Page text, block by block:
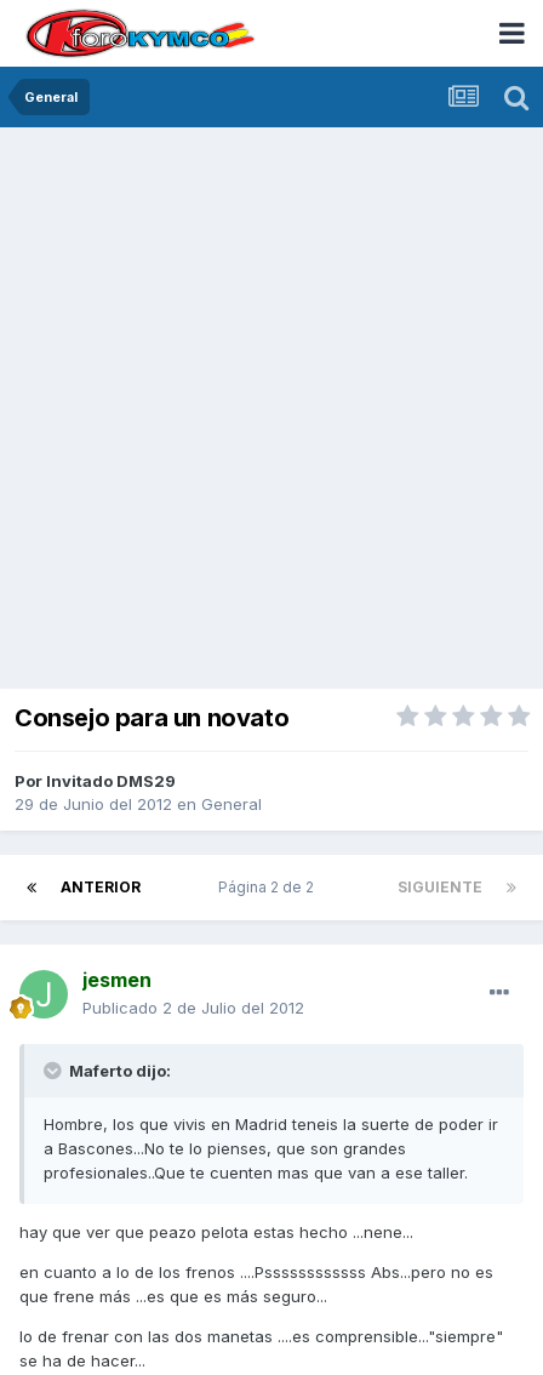
General
Consejo para un novato
Por Invitado DMS29
29 de Junio del 2012 en General
ANTERIOR SIGUIENTE
Página 2 de 2
jesmen
Publicado 2 de Julio del 2012
Maferto dijo:
Hombre, los que vivis en Madrid teneis la suerte de poder ir
a Bascones...No te lo pienses, que son grandes
profesionales..Que te cuenten mas que van a ese taller.
hay que ver que peazo pelota estas hecho ...nene...
en cuanto a lo de los frenos ....Pssssssssssss Abs...pero no es
que frene más ...es que es más seguro...
lo de frenar con las dos manetas ....es comprensible..."siempre"
se ha de hacer...